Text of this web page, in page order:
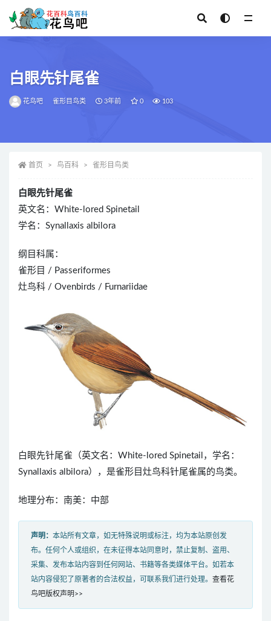
白眼先针尾雀
花鸟吧 雀形目鸟类 3年前 0 103
首页 鸟百科 雀形目鸟类
白眼先针尾雀
英文名：White-lored Spinetail
学名：Synallaxis albilora
纲目科属：
雀形目 / Passeriformes
灶鸟科 / Ovenbirds / Furnariidae
白眼先针尾雀（英文名：White-lored Spinetail，学名：
Synallaxis albilora），是雀形目灶鸟科针尾雀属的鸟类。
地理分布：南美：中部
声明： 本站所有文章，如无特殊说明或标注，均为本站原创发
布。任何个人或组织，在未征得本站同意时，禁止复制、盗用、
采集、发布本站内容到任何网站、书籍等各类媒体平台。如若本
站内容侵犯了原著者的合法权益，可联系我们进行处理。 查看花
鸟吧版权声明>>